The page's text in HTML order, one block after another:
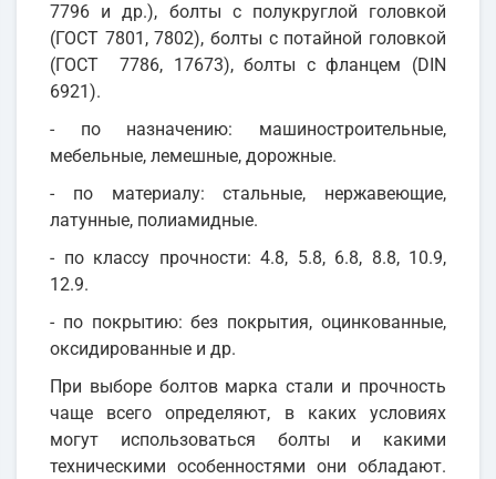
7796 и др.), болты с полукруглой головкой
(ГОСТ 7801, 7802), болты с потайной головкой
(ГОСТ 7786, 17673), болты с фланцем (DIN
6921).
- по назначению: машиностроительные,
мебельные, лемешные, дорожные.
- по материалу: стальные, нержавеющие,
латунные, полиамидные.
- по классу прочности: 4.8, 5.8, 6.8, 8.8, 10.9,
12.9.
- по покрытию: без покрытия, оцинкованные,
оксидированные и др.
При выборе болтов марка стали и прочность
чаще всего определяют, в каких условиях
могут использоваться болты и какими
техническими особенностями они обладают.